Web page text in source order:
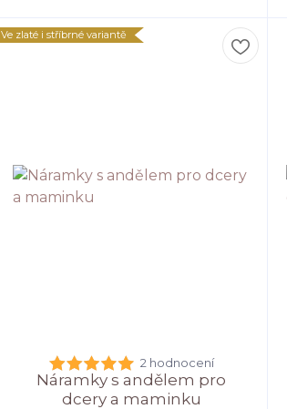
Ve zlaté i stříbrné variantě
2 hodnocení
Náramky s andělem pro
dcery a maminku